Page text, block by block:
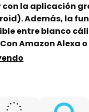
la aplicación
Además, la
entre blanco
Amazon Alexa
se puede
disponible tanto